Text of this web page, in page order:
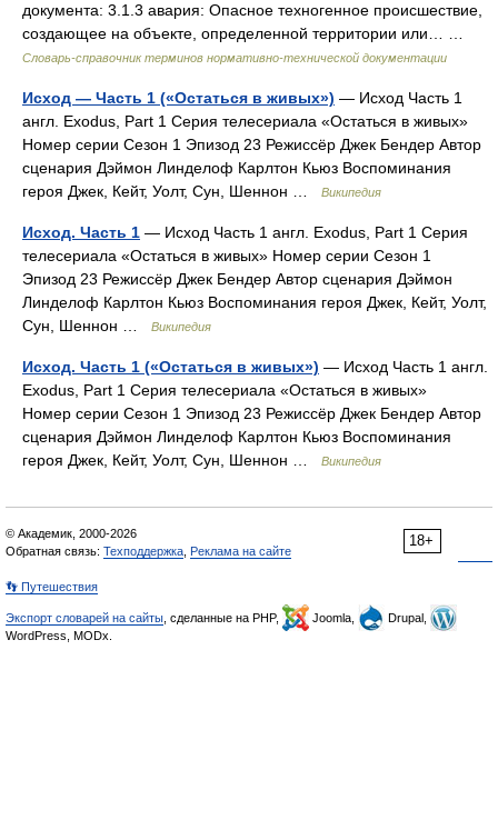
документа: 3.1.3 авария: Опасное техногенное происшествие,
создающее на объекте, определенной территории или… …
Словарь-справочник терминов нормативно-технической документации
Исход — Часть 1 («Остаться в живых») — Исход Часть 1
англ. Exodus, Part 1 Серия телесериала «Остаться в живых»
Номер серии Сезон 1 Эпизод 23 Режиссёр Джек Бендер Автор
сценария Дэймон Линделоф Карлтон Кьюз Воспоминания
героя Джек, Кейт, Уолт, Сун, Шеннон …
Википедия
Исход. Часть 1 — Исход Часть 1 англ. Exodus, Part 1 Серия
телесериала «Остаться в живых» Номер серии Сезон 1
Эпизод 23 Режиссёр Джек Бендер Автор сценария Дэймон
Линделоф Карлтон Кьюз Воспоминания героя Джек, Кейт, Уолт,
Сун, Шеннон …
Википедия
Исход. Часть 1 («Остаться в живых») — Исход Часть 1 англ.
Exodus, Part 1 Серия телесериала «Остаться в живых»
Номер серии Сезон 1 Эпизод 23 Режиссёр Джек Бендер Автор
сценария Дэймон Линделоф Карлтон Кьюз Воспоминания
героя Джек, Кейт, Уолт, Сун, Шеннон …
Википедия
18+
© Академик, 2000-2026
Обратная связь: Техподдержка Реклама на сайте
👣 Путешествия
Экспорт словарей на сайты , сделанные на PHP, Joomla,
Drupal,
WordPress, MODx.